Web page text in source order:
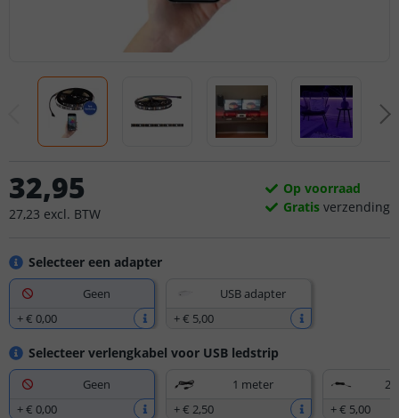
Selecteer een adapter
Geen
+€ 0,00
USB adapter
+€ 5,00
Selecteer verlengkabel voor USB ledstrip
Geen
+€ 0,00
1 meter
+€ 2,50
+€ 5,00
32,95
27,23 excl. BTW
Op voorraad
Gratis verzending